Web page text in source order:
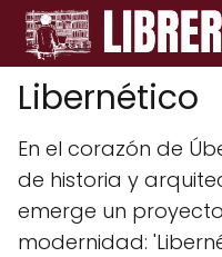
Libernético
En el corazón de
de historia y
emerge un
modernidad: